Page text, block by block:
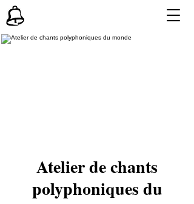
Atelier de chants
polyphoniques du